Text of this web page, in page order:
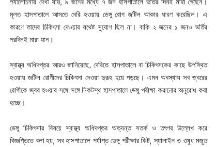
মূলত হাসপাতালে আসতে দেরি হওয়ায় ডেঙ্গু রোগ জটিল আকার ধারণ করেছিল। এ
কারণে তাদের চিকিৎসা দেওয়ার যথেষ্ট সুযোগ ছিল না। বাকি ২ জনের ১ জনও ভর্তির
পরদিনই মারা যান।
স্বাস্থ্য অধিদপ্তর আরও জানিয়েছে, দেরিতে হাসপাতালে বা চিকিৎসকের কাছে উপস্থিত
হওয়ায় জটিল রোগীদের চিকিৎসা দেওয়া দুরূহ হয়ে পড়ছে। এমন অবস্থায সব জ্বরের
রোগীকে জ্বর হওয়ার সঙ্গে সঙ্গে নিকটস্থ হাসপাতালে ডেঙ্গু পরীক্ষা করানোর অনুরোধ করা
হচ্ছে।
ডেঙ্গু চিকিৎসার বিষয়ে স্বাস্থ্য অধিদপ্তর অত্যন্ত সতর্ক ও তৎপর উল্লেখ করে
বিজ্ঞপ্তিতে বলা হয়, সব হাসপাতালে পর্যাপ্ত ডেঙ্গু পরীক্ষার কিট, স্যালাইন ও ওষুধ মজুত